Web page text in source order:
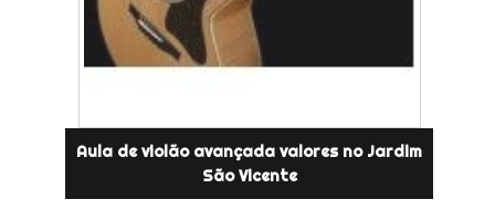
Aula de violão avançada valores no Jardim
São Vicente